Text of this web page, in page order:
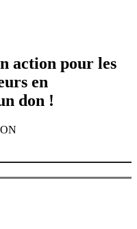
action pour les
en
don !